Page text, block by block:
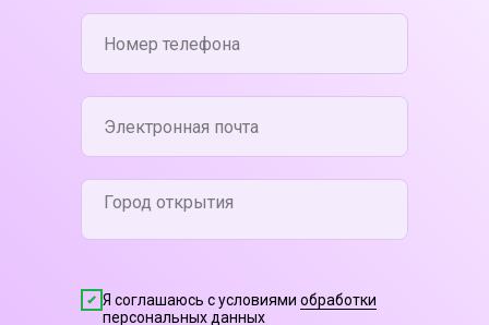
Я соглашаюсь с условиями обработки
персональных данных